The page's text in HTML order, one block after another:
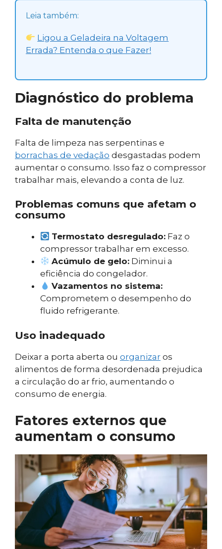
Leia também:
Ligou a Geladeira na Voltagem
Errada? Entenda o que Fazer!
Diagnóstico do problema
Falta de manutenção
Falta de limpeza nas serpentinas e
borrachas de vedação desgastadas podem
aumentar o consumo. Isso faz o compressor
trabalhar mais, elevando a conta de luz.
Problemas comuns que afetam o
consumo
Termostato desregulado: Faz o
compressor trabalhar em excesso.
Acúmulo de gelo: Diminui a
eficiência do congelador.
Vazamentos no sistema:
Comprometem o desempenho do
fluido refrigerante.
Uso inadequado
Deixar a porta aberta ou organizar os
alimentos de forma desordenada prejudica
a circulação do ar frio, aumentando o
consumo de energia.
Fatores externos que
aumentam o consumo